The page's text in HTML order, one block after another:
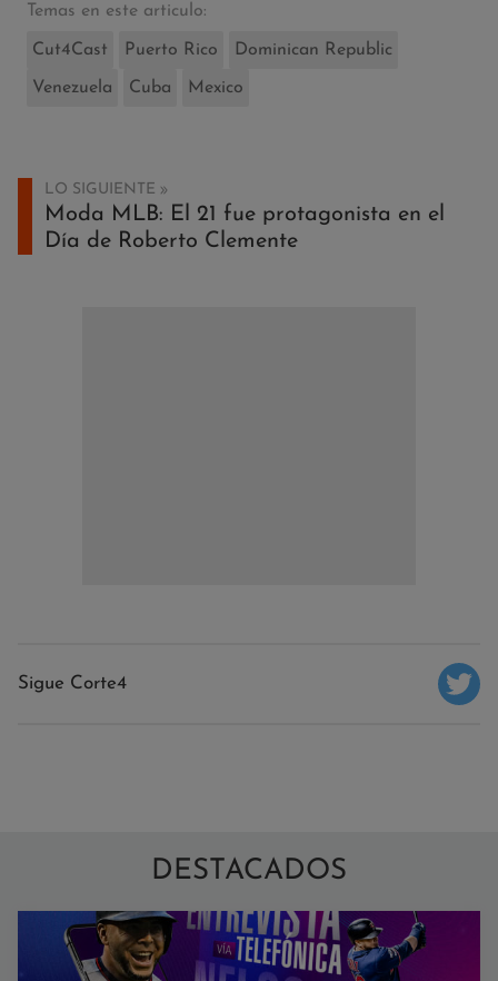
Temas en este articulo:
Cut4Cast Puerto Rico Dominican Republic
Venezuela Cuba Mexico
LO SIGUIENTE
Moda MLB: El 21 fue protagonista en el
Día de Roberto Clemente
Sigue Corte4
DESTACADOS